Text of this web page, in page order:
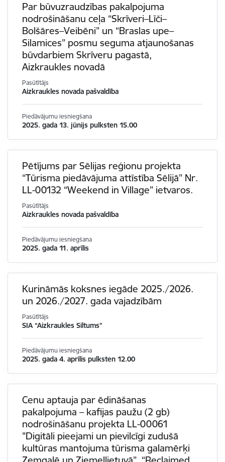
Par būvuzraudzības pakalpojuma
nodrošināšanu ceļa “Skrīveri–Līči–
Bolšāres–Veibēni” un “Braslas upe–
Silamices” posmu seguma atjaunošanas
būvdarbiem Skrīveru pagastā,
Aizkraukles novadā
Pasūtītājs
Aizkraukles novada pašvaldība
Piedāvājumu iesniegšana
2025. gada 13. jūnijs pulksten 15.00
Pētījums par Sēlijas reģionu projekta
“Tūrisma piedāvājuma attīstība Sēlijā” Nr.
LL-00132 “Weekend in Village” ietvaros.
Pasūtītājs
Aizkraukles novada pašvaldība
Piedāvājumu iesniegšana
2025. gada 11. aprīlis
Kurināmās koksnes iegāde 2025./2026.
un 2026./2027. gada vajadzībām
Pasūtītājs
SIA “Aizkraukles Siltums”
Piedāvājumu iesniegšana
2025. gada 4. aprīlis pulksten 12.00
Cenu aptauja par ēdināšanas
pakalpojuma – kafijas paužu (2 gb)
nodrošināšanu projekta LL-00061
"Digitāli pieejami un pievilcīgi zudušā
kultūras mantojuma tūrisma galamērķi